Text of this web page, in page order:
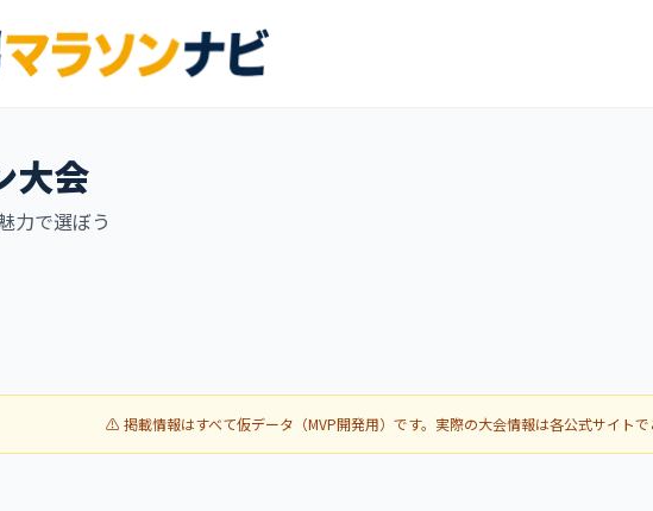
大会
力で選ぼう
⚠️ 掲載情報はすべて仮データ（MVP開発用）です。実際の大会情報は各公式サイトで